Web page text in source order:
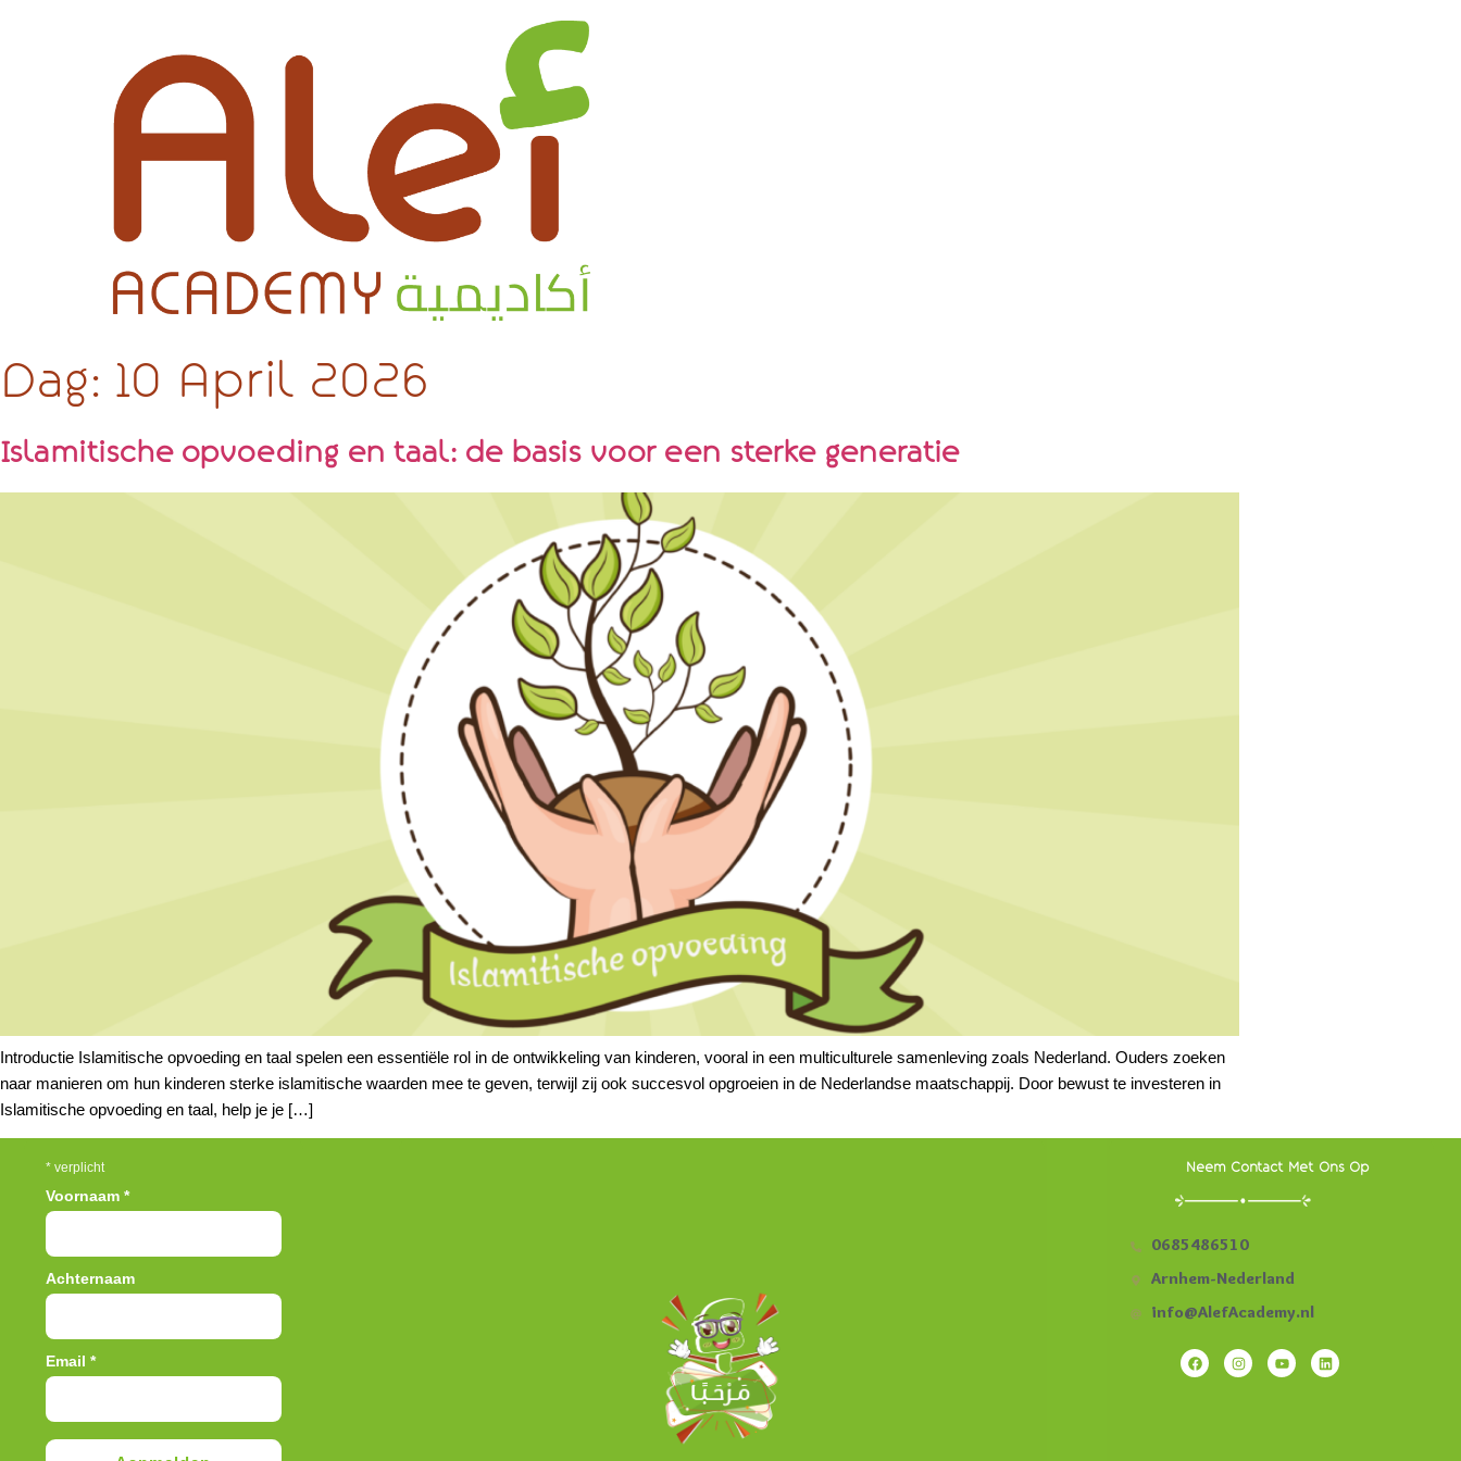
Dag: 10 April 2026
Islamitische opvoeding en taal: de basis voor een sterke generatie
Introductie Islamitische opvoeding en taal spelen een essentiële rol in de ontwikkeling van kinderen, vooral in een multiculturele samenleving zoals Nederland. Ouders zoeken
naar manieren om hun kinderen sterke islamitische waarden mee te geven, terwijl zij ook succesvol opgroeien in de Nederlandse maatschappij. Door bewust te investeren in
Islamitische opvoeding en taal, help je je […]
* verplicht
Voornaam *
Achternaam
Email *
Neem Contact Met Ons Op
0685486510
Arnhem-Nederland
info@AlefAcademy.nl